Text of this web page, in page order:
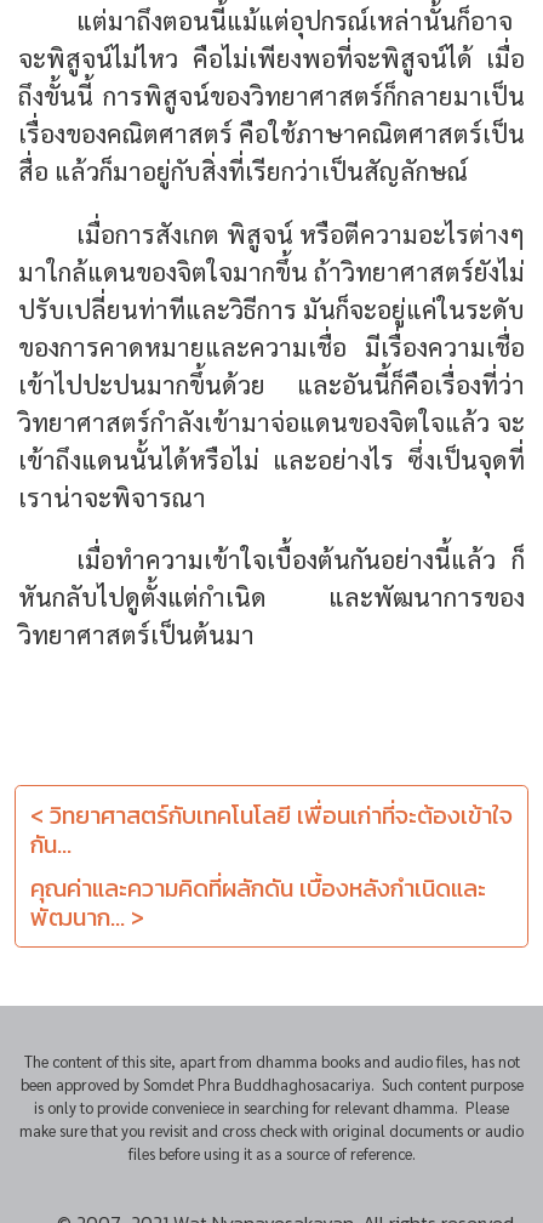
แต่มาถึงตอนนี้แม้แต่อุปกรณ์เหล่านั้นก็อาจ
จะพิสูจน์ไม่ไหว คือไม่เพียงพอที่จะพิสูจน์ได้ เมื่อ
ถึงขั้นนี้ การพิสูจน์ของวิทยาศาสตร์ก็กลายมาเป็น
เรื่องของคณิตศาสตร์ คือใช้ภาษาคณิตศาสตร์เป็น
สื่อ แล้วก็มาอยู่กับสิ่งที่เรียกว่าเป็นสัญลักษณ์
เมื่อการสังเกต พิสูจน์ หรือตีความอะไรต่างๆ
มาใกล้แดนของจิตใจมากขึ้น ถ้าวิทยาศาสตร์ยังไม่
ปรับเปลี่ยนท่าทีและวิธีการ มันก็จะอยู่แค่ในระดับ
ของการคาดหมายและความเชื่อ มีเรื่องความเชื่อ
เข้าไปปะปนมากขึ้นด้วย และอันนี้ก็คือเรื่องที่ว่า
วิทยาศาสตร์กำลังเข้ามาจ่อแดนของจิตใจแล้ว จะ
เข้าถึงแดนนั้นได้หรือไม่ และอย่างไร ซึ่งเป็นจุดที่
เราน่าจะพิจารณา
เมื่อทำความเข้าใจเบื้องต้นกันอย่างนี้แล้ว ก็
หันกลับไปดูตั้งแต่กำเนิด และพัฒนาการของ
วิทยาศาสตร์เป็นต้นมา
< วิทยาศาสตร์กับเทคโนโลยี เพื่อนเก่าที่จะต้องเข้าใจ
กัน...
คุณค่าและความคิดที่ผลักดัน เบื้องหลังกำเนิดและ
พัฒนาก... >
The content of this site, apart from dhamma books and audio files, has not
been approved by Somdet Phra Buddhaghosacariya. Such content purpose
is only to provide conveniece in searching for relevant dhamma. Please
make sure that you revisit and cross check with original documents or audio
files before using it as a source of reference.